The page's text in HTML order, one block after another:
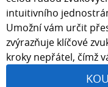
intuitivního
Umožní vám určit
zvýrazňuje klíčové
kroky nepřátel, čímž